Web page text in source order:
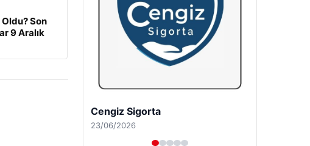
Son
9 Aralık
Cengiz Sigorta
23/06/2026